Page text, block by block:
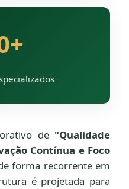
de "Qualidade
Contínua e Foco
forma recorrente em
é projetada para